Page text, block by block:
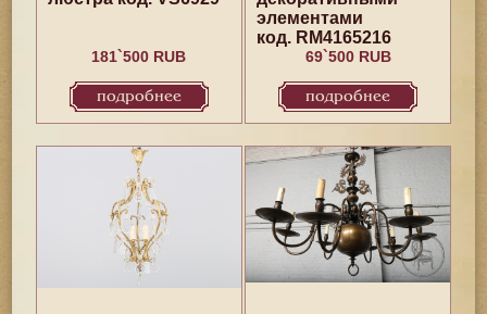
181`500 RUB
подробнее
элементами
код. RM4165216
69`500 RUB
подробнее